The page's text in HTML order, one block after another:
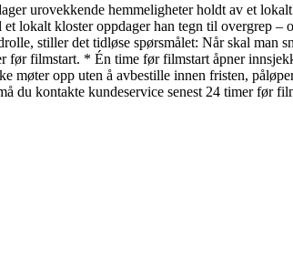
urovekkende hemmeligheter holdt av et
lokalt kloster oppdager han tegn til overgrep –
stiller det tidløse spørsmålet: Når skal man
før filmstart. * Én time før filmstart åpner
møter opp uten å avbestille innen fristen,
du kontakte kundeservice senest 24 timer før